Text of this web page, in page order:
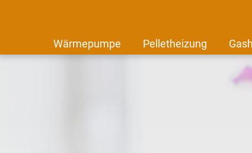
Wärmepumpe Pelletheizung